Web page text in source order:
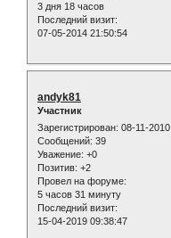
3 дня 18 часов
Последний визит:
07-05-2014 21:50:54
andyk81
Участник
Зарегистрирован: 08-11-2010
Сообщений: 39
Уважение: +0
Позитив: +2
Провел на форуме:
5 часов 31 минуту
Последний визит:
15-04-2019 09:38:47